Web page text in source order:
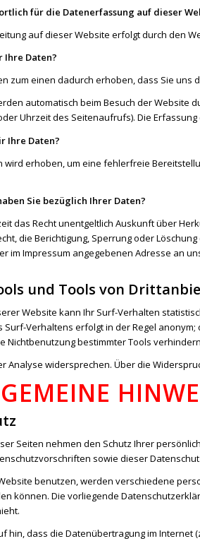
für die Datenerfassung auf dieser
auf dieser Website erfolgt durch den
Ihre Daten?
zum einen dadurch erhoben, dass Sie uns
automatisch beim Besuch der Website
Uhrzeit des Seitenaufrufs). Die
Ihre Daten?
wird erhoben, um eine fehlerfreie
Sie bezüglich Ihrer Daten?
das Recht unentgeltlich Auskunft über
die Berichtigung, Sperrung oder
im Impressum angegebenen Adresse an
und Tools von
Website kann Ihr Surf-Verhalten
Surf-Verhaltens erfolgt in der Regel
Nichtbenutzung bestimmter Tools
Analyse widersprechen. Über die
Seiten nehmen den Schutz Ihrer
sowie dieser
benutzen, werden verschiedene
können. Die vorliegende
hin, dass die Datenübertragung im Internet